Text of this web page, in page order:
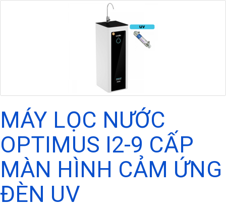
MÁY LỌC NƯỚC
OPTIMUS I2-9 CẤP
MÀN HÌNH CẢM ỨNG
ĐÈN UV